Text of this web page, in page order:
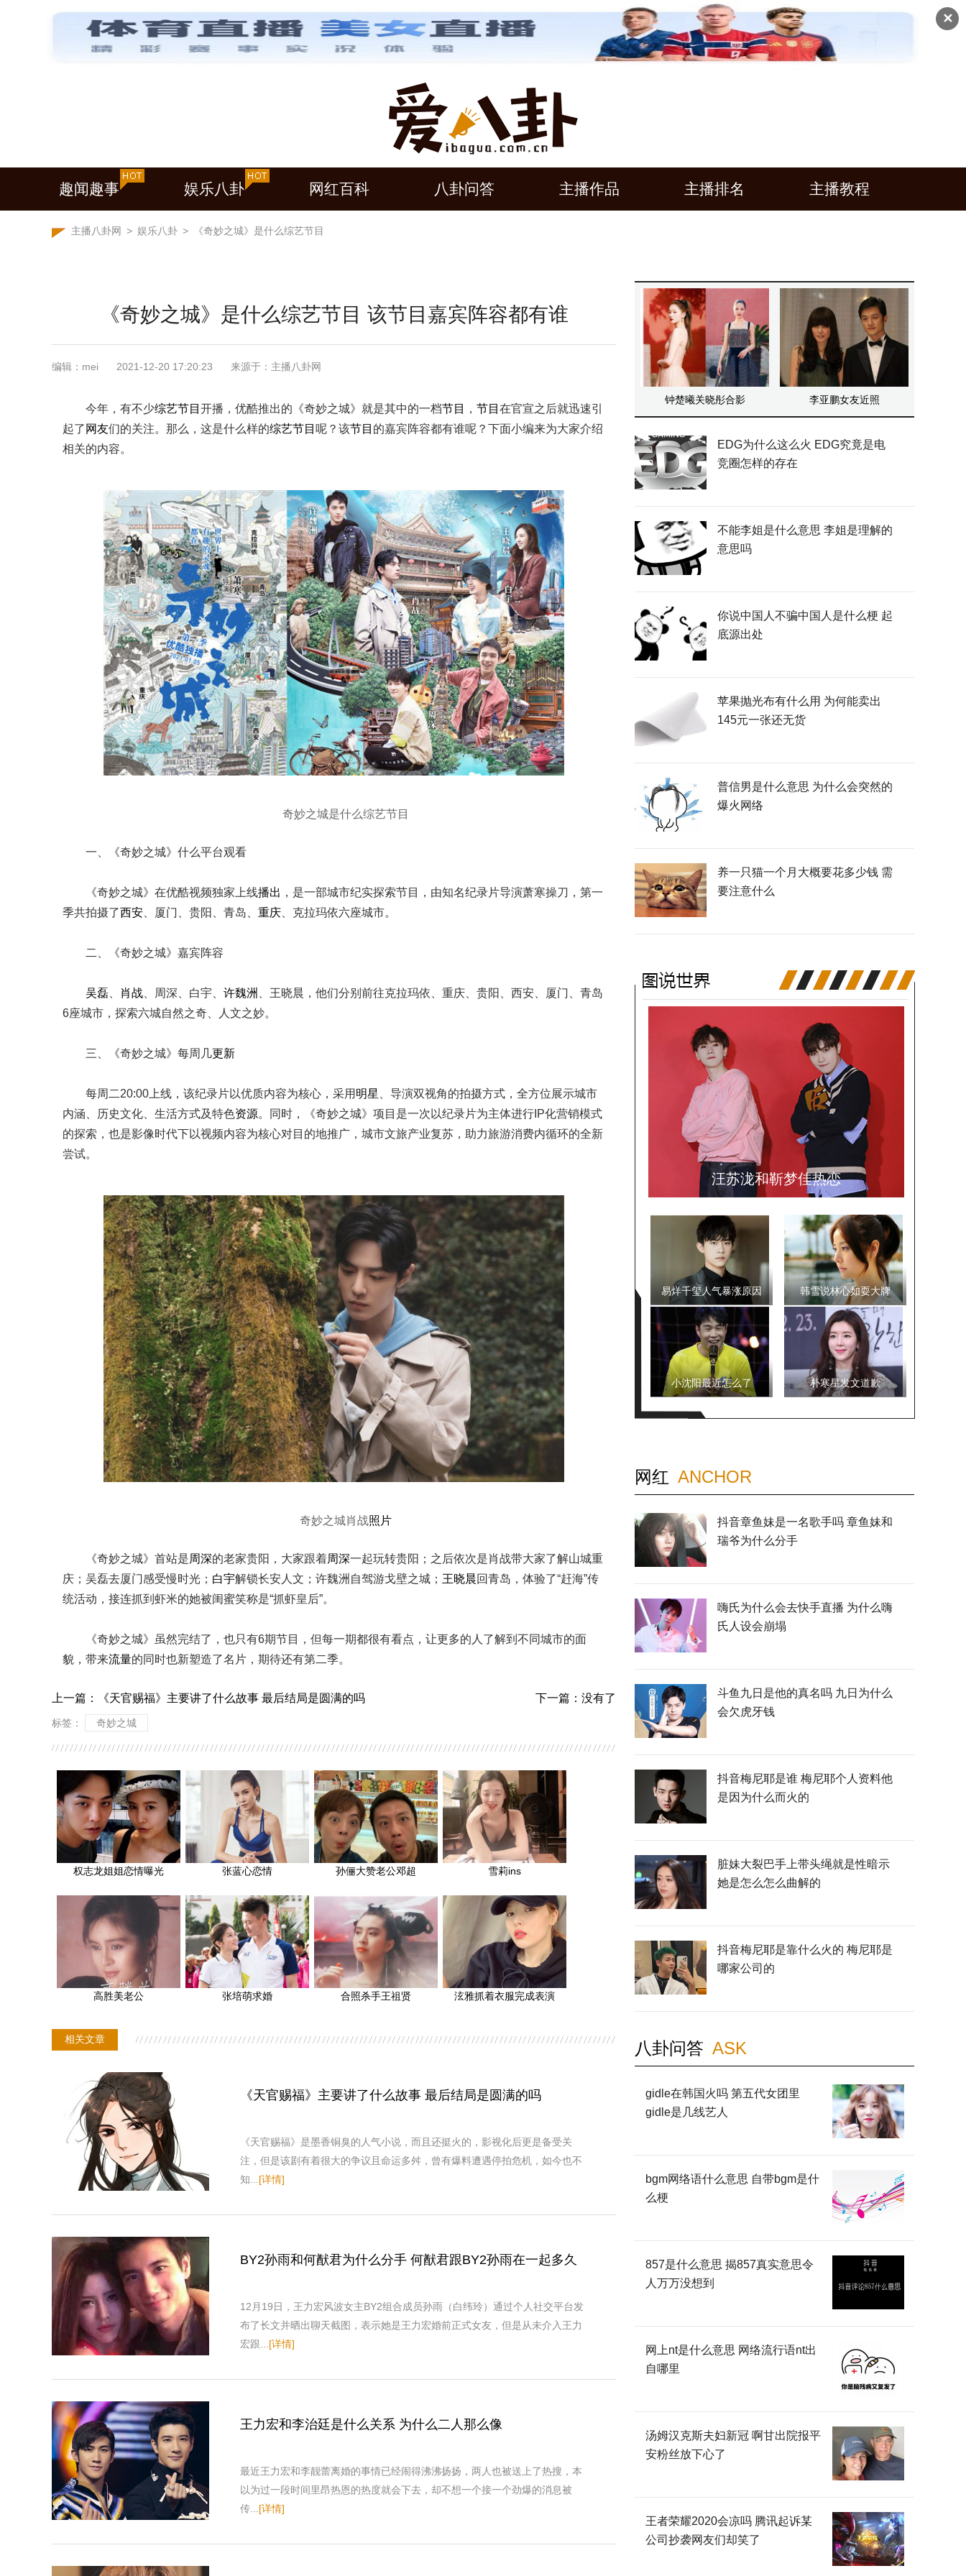
✕
趣闻趣事 娱乐八卦 网红百科 八卦问答 主播作品 主播排名 主播教程
主播八卦网 > 娱乐八卦 > 《奇妙之城》是什么综艺节目
《奇妙之城》是什么综艺节目 该节目嘉宾阵容都有谁
编辑：mei 2021-12-20 17:20:23 来源于：主播八卦网
今年，有不少综艺节目 开播，优酷推出的《奇妙之城》就是其中的一档节目 ， 节目 在官宣之后就迅速引
起了 网友们的关注。那么，这是什么样的综艺节目 呢？该节目 的嘉宾阵容都有谁呢？下面小编来为大家介绍
相关的内容。
奇妙之城是什么综艺节目
一、《奇妙之城》什么平台观看
《奇妙之城》在优酷视频独家上线播出 ，是一部城市纪实探索节目，由知名纪录片导演萧寒操刀，第一
季共拍摄了西安 、厦门、贵阳、青岛、 重庆 、克拉玛依六座城市。
二、《奇妙之城》嘉宾阵容
吴磊 肖战 、周深、白宇、 许魏洲
、王晓晨，他们分别前往克拉玛依、重庆、贵阳、西安、厦门、青岛
6座城市，探索六城自然之奇、人文之妙。
三、《奇妙之城》每周几更新
每周二20:00上线，该纪录片以优质内容为核心，采用 明星
、导演双视角的拍摄方式，全方位展示城市
内涵、历史文化、生活方式及特色资源。同时，《奇妙之城》项目是一次以纪录片为主体进行IP化营销模式
的探索，也是影像时代下以视频内容为核心对目的地推广，城市文旅产业复苏，助力旅游消费内循环的全新
尝试。
奇妙之城肖战照片
《奇妙之城》首站是周深的老家贵阳，大家跟着周深一起玩转贵阳；之后依次是肖战带大家了解山城重
庆；吴磊去厦门感受慢时光； 白宇解锁长安人文；许魏洲自驾游戈壁之城； 王晓晨回青岛，体验了“赶海”传
统活动，接连抓到虾米的她被闺蜜笑称是“抓虾皇后”。
《奇妙之城》虽然完结了，也只有6期节目，但每一期都很有看点，让更多的人了解到不同城市的面
貌，带来流量的同时也新塑造了名片，期待还有第二季。
上一篇： 《天官赐福》主要讲了什么故事 最后结局是圆满的吗 下一篇：没有了
标签： 奇妙之城
权志龙姐姐恋情曝光 张蓝心恋情 孙俪大赞老公邓超 雪莉ins
高胜美老公 张培萌求婚 合照杀手王祖贤 泫雅抓着衣服完成表演
相关文章
《天官赐福》主要讲了什么故事 最后结局是圆满的吗
《天官赐福》是墨香铜臭的人气小说，而且还挺火的，影视化后更是备受关
注，但是该剧有着很大的争议且命运多舛，曾有爆料遭遇停拍危机，如今也不
知... [详情]
BY2孙雨和何猷君为什么分手 何猷君跟BY2孙雨在一起多久
12月19日，王力宏风波女主BY2组合成员孙雨（白纬玲）通过个人社交平台发
布了长文并晒出聊天截图，表示她是王力宏婚前正式女友，但是从未介入王力
宏跟... [详情]
王力宏和李治廷是什么关系 为什么二人那么像
最近王力宏和李靓蕾离婚的事情已经闹得沸沸扬扬，两人也被送上了热搜，本
以为过一段时间里昂热恩的热度就会下去，却不想一个接一个劲爆的消息被
传... [详情]
钟楚曦关晓彤合影 李亚鹏女友近照
EDG为什么这么火 EDG究竟是电
竞圈怎样的存在
不能李姐是什么意思 李姐是理解的
意思吗
你说中国人不骗中国人是什么梗 起
底源出处
苹果抛光布有什么用 为何能卖出
145元一张还无货
普信男是什么意思 为什么会突然的
爆火网络
养一只猫一个月大概要花多少钱 需
要注意什么
汪苏泷和靳梦佳热恋
易烊千玺人气暴涨原因 韩雪说林心如耍大牌
小沈阳最近怎么了 朴寒星发文道歉
网红 ANCHOR
抖音章鱼妹是一名歌手吗 章鱼妹和
瑞爷为什么分手
嗨氏为什么会去快手直播 为什么嗨
氏人设会崩塌
斗鱼九日是他的真名吗 九日为什么
会欠虎牙钱
抖音梅尼耶是谁 梅尼耶个人资料他
是因为什么而火的
脏妹大裂巴手上带头绳就是性暗示
她是怎么怎么曲解的
抖音梅尼耶是靠什么火的 梅尼耶是
哪家公司的
八卦问答 ASK
gidle在韩国火吗 第五代女团里
gidle是几线艺人
bgm网络语什么意思 自带bgm是什
么梗
857是什么意思 揭857真实意思令
人万万没想到
网上nt是什么意思 网络流行语nt出
自哪里
汤姆汉克斯夫妇新冠 啊甘出院报平
安粉丝放下心了
王者荣耀2020会凉吗 腾讯起诉某
公司抄袭网友们却笑了